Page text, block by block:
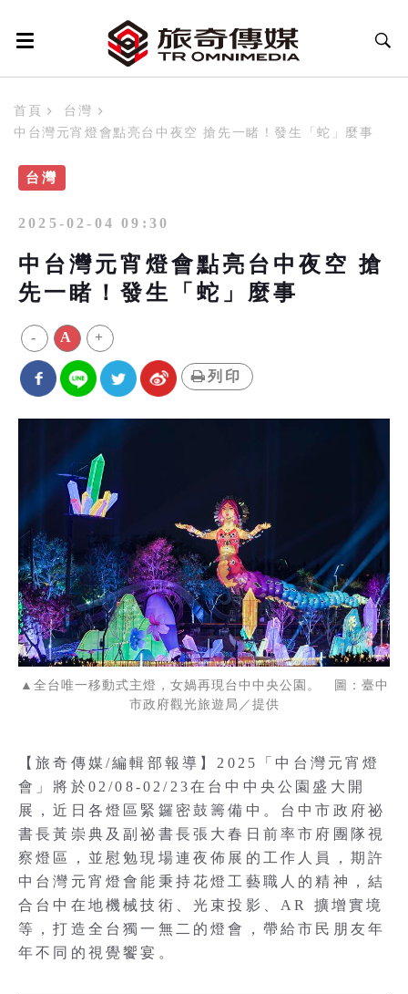
首頁
台灣
中台灣元宵燈會點亮台中夜空 搶先一睹！發生「蛇」麼事
台灣
2025-02-04 09:30
中台灣元宵燈會點亮台中夜空 搶
先一睹！發生「蛇」麼事
- A +
列印
▲全台唯一移動式主燈，女媧再現台中中央公園。 圖：臺中
市政府觀光旅遊局／提供
【旅奇傳媒/編輯部報導】2025「中台灣元宵燈
會」將於02/08-02/23在台中中央公園盛大開
展，近日各燈區緊鑼密鼓籌備中。台中市政府祕
書長黃崇典及副祕書長張大春日前率市府團隊視
察燈區，並慰勉現場連夜佈展的工作人員，期許
中台灣元宵燈會能秉持花燈工藝職人的精神，結
合台中在地機械技術、光束投影、AR 擴增實境
等，打造全台獨一無二的燈會，帶給市民朋友年
年不同的視覺饗宴。